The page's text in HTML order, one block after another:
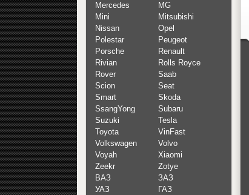
Mercedes
MG
Mini
Mitsubishi
Nissan
Opel
Polestar
Peugeot
Porsche
Renault
Rivian
Rolls Royce
Rover
Saab
Scion
Seat
Smart
Skoda
SsangYong
Subaru
Suzuki
Tesla
Toyota
VinFast
Volkswagen
Volvo
Voyah
Xiaomi
Zeekr
Zotye
ВАЗ
ЗАЗ
УАЗ
ГАЗ